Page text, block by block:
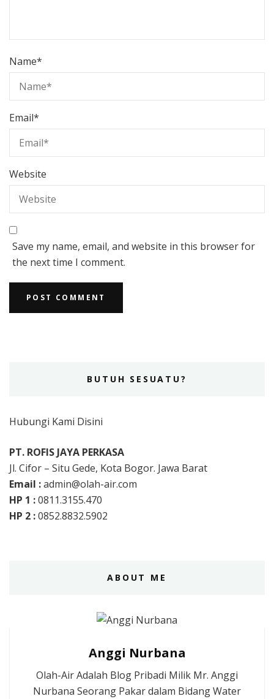
Name*
Email*
Website
Save my name, email, and website in this browser for
the next time I comment.
BUTUH SESUATU?
Hubungi Kami Disini
PT. ROFIS JAYA PERKASA
Jl. Cifor – Situ Gede, Kota Bogor. Jawa Barat
Email :admin@olah-air.com
HP 1 :0811.3155.470
HP 2 :0852.8832.5902
ABOUT ME
Anggi Nurbana
Olah-Air Adalah Blog Pribadi Milik Mr. Anggi
Nurbana Seorang Pakar dalam Bidang Water